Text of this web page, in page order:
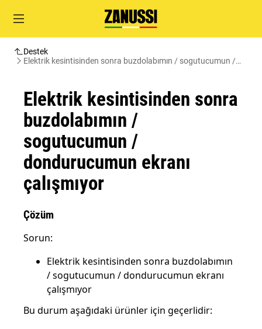
Destek
Elektrik kesintisinden sonra buzdolabımın / sogutucumun /
Elektrik kesintisinden sonra
buzdolabımın /
sogutucumun /
dondurucumun ekranı
çalışmıyor
Çözüm
Sorun:
Elektrik kesintisinden sonra buzdolabımın
/ sogutucumun / dondurucumun ekranı
çalışmıyor
Bu durum aşağıdaki ürünler için geçerlidir: